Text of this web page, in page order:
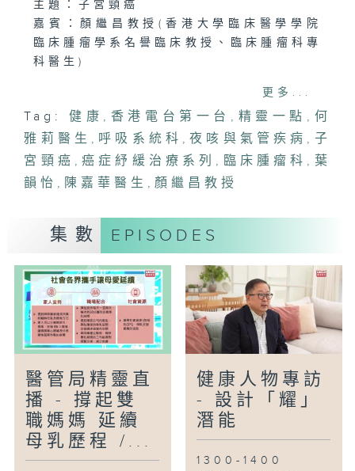
主題：子宮頸癌
嘉賓：顏繼昌教授(香港大學臨床醫學學院
臨床腫瘤學系名譽臨床教授、臨床腫瘤科專
科醫生)
主題：夜咳與氣管疾病
嘉賓：陳嘉華醫生(呼吸系統科專科醫生)
更多...
Tag: 健康 , 香港電台第一台 , 精靈一點 , 何
雅莉醫生 , 呼吸系統科 ,夜咳與氣管疾病 , 子
宮頸癌 , 癌症紓緩治療系列 , 臨床腫瘤科 , 葉
韻怡 , 陳嘉華醫生 ,顏繼昌教授
集數 EPISODES
醫管局精靈直
播 - 撐起雙
職媽媽 延續
母乳歷程 /...
健康人物專訪
- 設計「耀」
潛能
1300-1400